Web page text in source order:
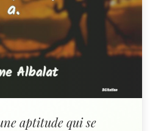
aptitude qui se